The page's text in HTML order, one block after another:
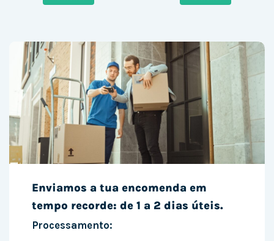
Enviamos a tua encomenda em
tempo recorde: de 1 a 2 dias úteis.
Processamento: